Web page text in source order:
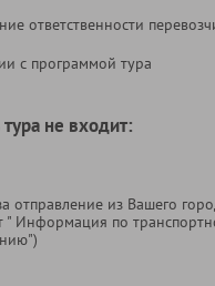
ответственности
с программой тура
не входит:
отправление из Вашего
" Информация по